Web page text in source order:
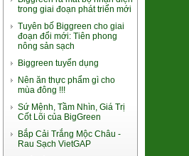
Trứng gà Thảo dược Hùng Mười
56.000đ/Hộp 10 quả
trong giai đoạn phát triển mới
Tuyên bố Biggreen cho giai
đoạn đổi mới: Tiên phong
nông sản sạch
Biggreen tuyển dụng
Nên ăn thực phẩm gì cho
mùa đông !!!
Sứ Mệnh, Tầm Nhìn, Giá Trị
Cốt Lõi của BigGreen
Bắp Cải Trắng Mộc Châu -
Rau Sạch VietGAP